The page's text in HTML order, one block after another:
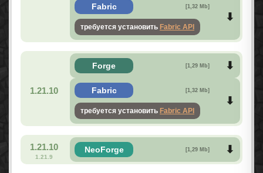
Fabric [1,32 Mb]
требуется установить Fabric API
1.21.10
Forge [1,29 Mb]
Fabric [1,32 Mb]
требуется установить Fabric API
1.21.10
1.21.9
NeoForge [1,29 Mb]